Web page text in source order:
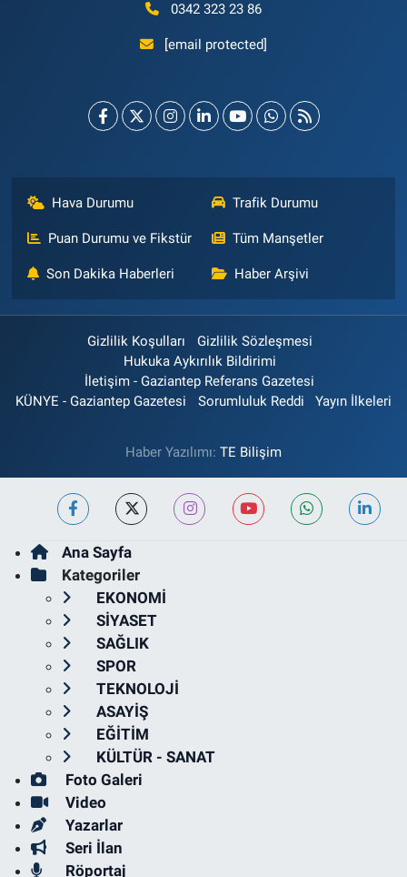
0342 323 23 86
[email protected]
Hava Durumu Trafik Durumu
Puan Durumu ve Fikstür Tüm Manşetler
Son Dakika Haberleri Haber Arşivi
Gizlilik Koşulları
Gizlilik Sözleşmesi
Hukuka Aykırılık Bildirimi
İletişim - Gaziantep Referans Gazetesi
KÜNYE - Gaziantep Gazetesi
Sorumluluk Reddi Yayın İlkeleri
Haber Yazılımı: TE Bilişim
Ana Sayfa
Kategoriler
EKONOMİ
SİYASET
SAĞLIK
SPOR
TEKNOLOJİ
ASAYİŞ
EĞİTİM
KÜLTÜR - SANAT
Foto Galeri
Video
Yazarlar
Seri İlan
Röportaj